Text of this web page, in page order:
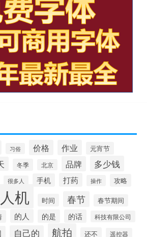
习俗 价格 作业 元宵节
冬季 北京 品牌 多少钱
很多人 手机 打药 操作 攻略
机 时间 春节 春节期间
的人 的是 的话 科技有限公司
自己的 航拍 还不 遥控器